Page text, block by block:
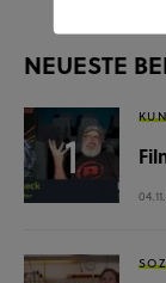
NEUESTE